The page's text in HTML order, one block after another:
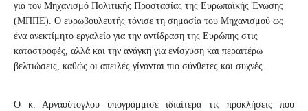
για τον Μηχανισμό Πολιτικής Προστασίας της Ευρωπαϊκής Ένωσης
(ΜΠΠΕ). Ο ευρωβουλευτής τόνισε τη σημασία του Μηχανισμού ως
ένα ανεκτίμητο εργαλείο για την αντίδραση της Ευρώπης στις
καταστροφές, αλλά και την ανάγκη για ενίσχυση και περαιτέρω
βελτιώσεις, καθώς οι απειλές γίνονται πιο σύνθετες και συχνές.
Ο κ. Αρναούτογλου υπογράμμισε ιδιαίτερα τις προκλήσεις που